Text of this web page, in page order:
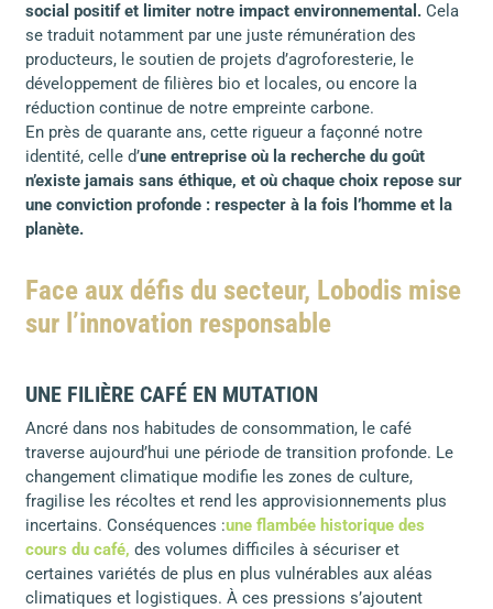
social positif et limiter notre impact environnemental.Cela
se traduit notamment par une juste rémunération des
producteurs, le soutien de projets d’agroforesterie, le
développement de filières bio et locales, ou encore la
réduction continue de notre empreinte carbone.
En près de quarante ans, cette rigueur a façonné notre
identité, celle d’une entreprise où la recherche du goût
n’existe jamais sans éthique, et où chaque choix repose sur
une conviction profonde : respecter à la fois l’homme et la
planète.
Face aux défis du secteur, Lobodis mise
sur l’innovation responsable
UNE FILIÈRE CAFÉ EN MUTATION
Ancré dans nos habitudes de consommation, le café
traverse aujourd’hui une période de transition profonde. Le
changement climatique modifie les zones de culture,
fragilise les récoltes et rend les approvisionnements plus
incertains. Conséquences :une flambée historique des
cours du café, des volumes difficiles à sécuriser et
certaines variétés de plus en plus vulnérables aux aléas
climatiques et logistiques. À ces pressions s’ajoutent